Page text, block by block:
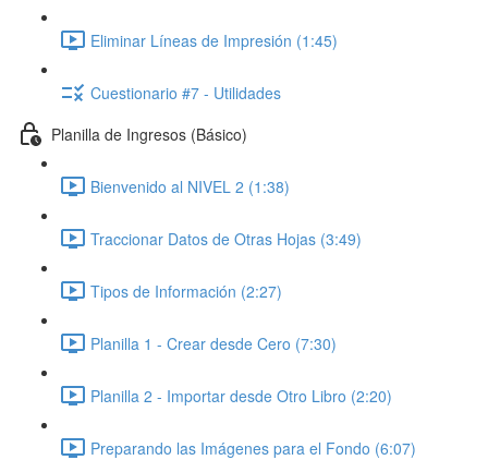
Eliminar Líneas de Impresión (1:45)
Cuestionario #7 - Utilidades
Planilla de Ingresos (Básico)
Bienvenido al NIVEL 2 (1:38)
Traccionar Datos de Otras Hojas (3:49)
Tipos de Información (2:27)
Planilla 1 - Crear desde Cero (7:30)
Planilla 2 - Importar desde Otro Libro (2:20)
Preparando las Imágenes para el Fondo (6:07)